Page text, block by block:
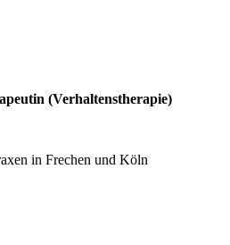
(Verhaltenstherapie)
in Frechen und Köln